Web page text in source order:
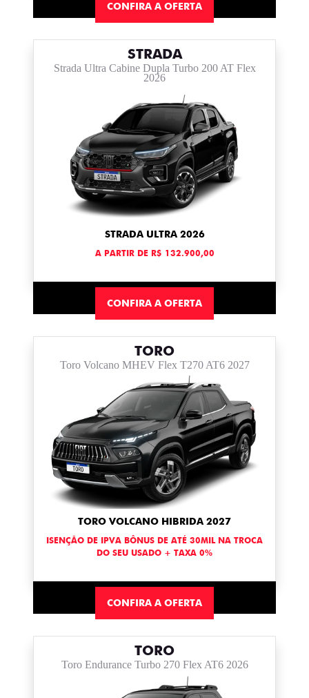
CONFIRA A OFERTA
STRADA
Strada Ultra Cabine Dupla Turbo 200 AT Flex
2026
STRADA ULTRA 2026
A PARTIR DE R$ 132.900,00
CONFIRA A OFERTA
TORO
Toro Volcano MHEV Flex T270 AT6 2027
TORO VOLCANO HIBRIDA 2027
ISENÇÃO DE IPVA BÔNUS DE ATÉ 30MIL NA TROCA
DO SEU USADO + TAXA 0%
CONFIRA A OFERTA
TORO
Toro Endurance Turbo 270 Flex AT6 2026